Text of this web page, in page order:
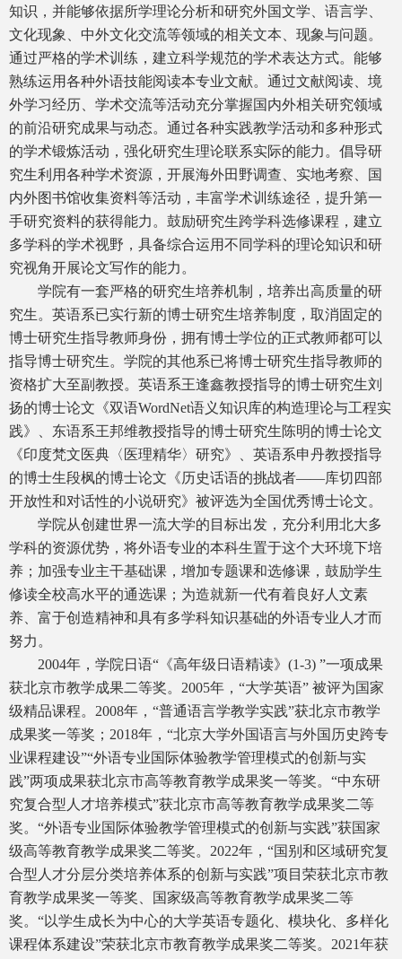
知识，并能够依据所学理论分析和研究外国文学、语言学、
文化现象、中外文化交流等领域的相关文本、现象与问题。
通过严格的学术训练，建立科学规范的学术表达方式。能够
熟练运用各种外语技能阅读本专业文献。通过文献阅读、境
外学习经历、学术交流等活动充分掌握国内外相关研究领域
的前沿研究成果与动态。通过各种实践教学活动和多种形式
的学术锻炼活动，强化研究生理论联系实际的能力。倡导研
究生利用各种学术资源，开展海外田野调查、实地考察、国
内外图书馆收集资料等活动，丰富学术训练途径，提升第一
手研究资料的获得能力。鼓励研究生跨学科选修课程，建立
多学科的学术视野，具备综合运用不同学科的理论知识和研
究视角开展论文写作的能力。
学院有一套严格的研究生培养机制，培养出高质量的研
究生。英语系已实行新的博士研究生培养制度，取消固定的
博士研究生指导教师身份，拥有博士学位的正式教师都可以
指导博士研究生。学院的其他系已将博士研究生指导教师的
资格扩大至副教授。英语系王逢鑫教授指导的博士研究生刘
扬的博士论文《双语WordNet语义知识库的构造理论与工程实
践》、东语系王邦维教授指导的博士研究生陈明的博士论文
《印度梵文医典〈医理精华〉研究》、英语系申丹教授指导
的博士生段枫的博士论文《历史话语的挑战者——库切四部
开放性和对话性的小说研究》被评选为全国优秀博士论文。
学院从创建世界一流大学的目标出发，充分利用北大多
学科的资源优势，将外语专业的本科生置于这个大环境下培
养；加强专业主干基础课，增加专题课和选修课，鼓励学生
修读全校高水平的通选课；为造就新一代有着良好人文素
养、富于创造精神和具有多学科知识基础的外语专业人才而
努力。
2004年，学院日语“《高年级日语精读》(1-3) ”一项成果
获北京市教学成果二等奖。2005年，“大学英语” 被评为国家
级精品课程。2008年，“普通语言学教学实践”获北京市教学
成果奖一等奖；2018年，“北京大学外国语言与外国历史跨专
业课程建设”“外语专业国际体验教学管理模式的创新与实
践”两项成果获北京市高等教育教学成果奖一等奖。“中东研
究复合型人才培养模式”获北京市高等教育教学成果奖二等
奖。“外语专业国际体验教学管理模式的创新与实践”获国家
级高等教育教学成果奖二等奖。2022年，“国别和区域研究复
合型人才分层分类培养体系的创新与实践”项目荣获北京市教
育教学成果奖一等奖、国家级高等教育教学成果奖二等
奖。“以学生成长为中心的大学英语专题化、模块化、多样化
课程体系建设”荣获北京市教育教学成果奖二等奖。2021年获